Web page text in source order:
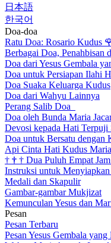
日本語
한국어
Doa-doa
Ratu Doa: Rosario Kudus
Berbagai Doa, Penahbisan
Doa dari Yesus Gembala
Doa untuk Persiapan Ilahi
Doa Suaka Keluarga Kudus
Doa dari Wahyu Lainnya
Perang Salib Doa
Doa oleh Bunda Maria
Devosi kepada Hati Terpuji
Doa untuk Bersatu dengan
Api Cinta Hati Kudus Maria
† † † Dua Puluh Empat
Instruksi untuk Menyiapkan
Medali dan Skapulir
Gambar-gambar Mukjizat
Kemunculan Yesus dan
Pesan
Pesan Terbaru
Pesan Yesus Gembala